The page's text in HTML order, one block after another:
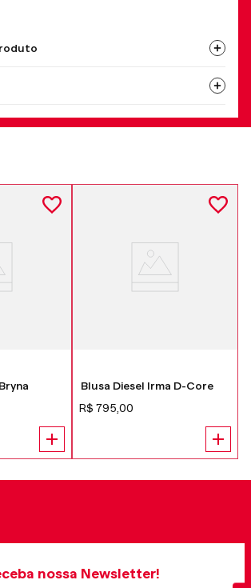
Blusa Diesel Irma D-Core
R$ 795 00
nossa Newsletter!